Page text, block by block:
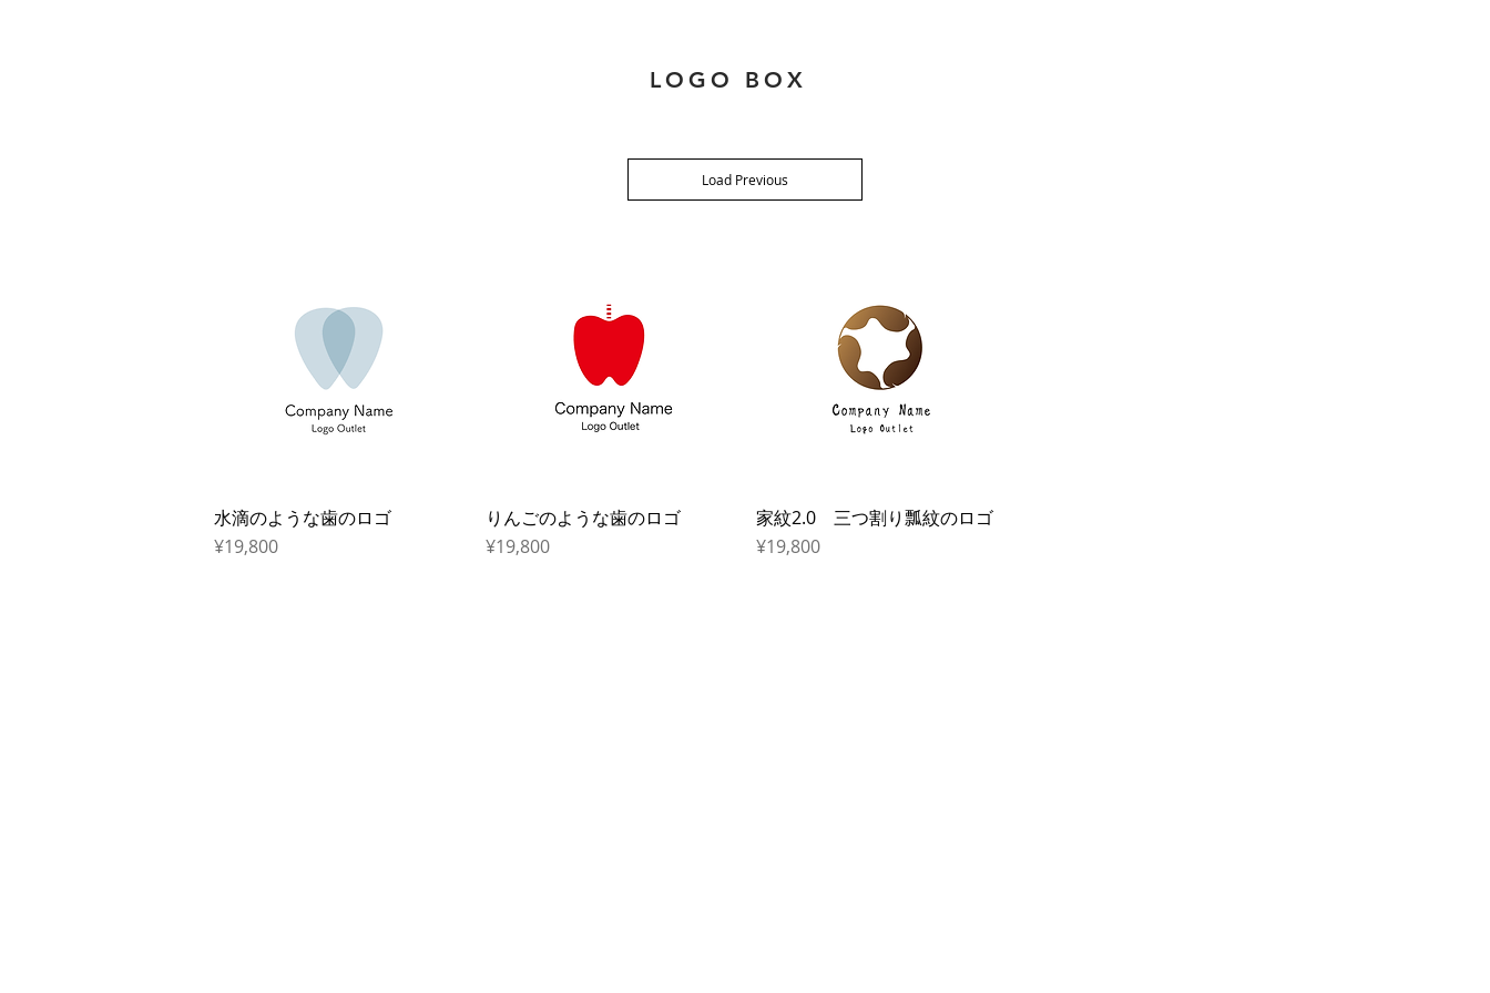
LOGO BOX
Load Previous
Quick View
水滴のような歯のロゴ
Price
¥19,800
Quick View
りんごのような歯のロゴ
Price
¥19,800
Quick View
家紋2.0 三つ割り瓢紋のロゴ
Price
¥19,800